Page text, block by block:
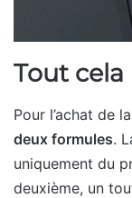
Tout
Pour l’achat de
deux formules.
uniquement du
deuxième, un